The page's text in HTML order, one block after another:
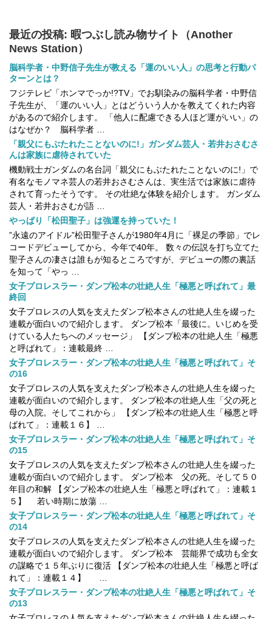
最近の投稿: 暇つぶし読み物サイト（Another
News Station）
脳科学者・中野信子先生が教える「運のいい人」の思考と行動パ
ターンとは？
フジテレビ「ホンマでっか!?TV」でお馴染みの脳科学者・中野信
子先生が、「運のいい人」とはどういう人かを教えてくれた内容
があるので紹介します。 「他人に配慮できる人ほど運がいい」の
はなぜか？ 脳科学者 …
「親父にもぶたれたことないのに!」ガンダム芸人・若井おさむさ
んは家族に虐待されていた
機動戦士ガンダムの名台詞「親父にもぶたれたことないのに!」で
有名なモノマネ芸人の若井おさむさんは、実生活では家族に虐待
されて育ったそうです。 その壮絶な体験を紹介します。 ガンダム
芸人・若井おさむが語 …
やっぱり「松田聖子」は強運を持っていた！
”永遠のアイドル”松田聖子さんが1980年4月に「裸足の季節」でレ
コードデビューしてから、今年で40年。 数々の伝説を打ち立てた
聖子さんの凄さは誰もが知るところですが、デビューの際の裏話
を知って「やっ …
女子プロレスラー・ダンプ松本の壮絶人生「極悪と呼ばれて」最
終回
女子プロレスの人気を支えたダンプ松本さんの壮絶人生を綴った
連載が面白いので紹介します。 ダンプ松本「最後に。いじめを受
けている人たちへのメッセージ」 【ダンプ松本の壮絶人生「極悪
と呼ばれて」：連載最終 …
女子プロレスラー・ダンプ松本の壮絶人生「極悪と呼ばれて」そ
の16
女子プロレスの人気を支えたダンプ松本さんの壮絶人生を綴った
連載が面白いので紹介します。 ダンプ松本の壮絶人生「父の死と
母の入院。そしてこれから」 【ダンプ松本の壮絶人生「極悪と呼
ばれて」：連載１６】 …
女子プロレスラー・ダンプ松本の壮絶人生「極悪と呼ばれて」そ
の15
女子プロレスの人気を支えたダンプ松本さんの壮絶人生を綴った
連載が面白いので紹介します。 ダンプ松本 父の死。そして５０
年目の和解 【ダンプ松本の壮絶人生「極悪と呼ばれて」：連載１
５】 若い時期に放蕩 …
女子プロレスラー・ダンプ松本の壮絶人生「極悪と呼ばれて」そ
の14
女子プロレスの人気を支えたダンプ松本さんの壮絶人生を綴った
連載が面白いので紹介します。 ダンプ松本 芸能界で成功も全女
の謀略で１５年ぶりに復活 【ダンプ松本の壮絶人生「極悪と呼ば
れて」：連載１４】 …
女子プロレスラー・ダンプ松本の壮絶人生「極悪と呼ばれて」そ
の13